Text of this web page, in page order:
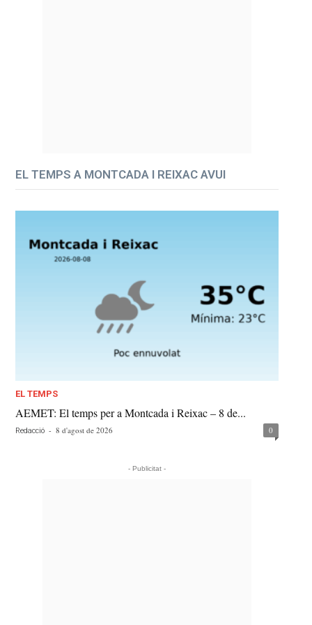
EL TEMPS A MONTCADA I REIXAC AVUI
EL TEMPS
AEMET: El temps per a Montcada i Reixac – 8 de...
Redacció - 8 d'agost de 2026 0
- Publicitat -